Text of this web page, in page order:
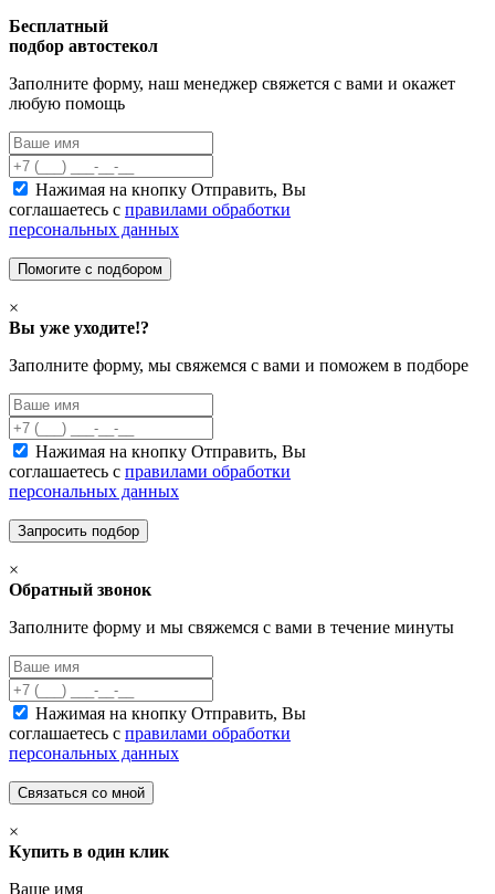
Бесплатный
подбор автостекол
Заполните форму, наш менеджер свяжется с вами и окажет
любую помощь
Нажимая на кнопку Отправить, Вы
соглашаетесь с правилами обработки
персональных данных
×
Вы уже уходите!?
Заполните форму, мы свяжемся с вами и поможем в подборе
Нажимая на кнопку Отправить, Вы
соглашаетесь с правилами обработки
персональных данных
×
Обратный звонок
Заполните форму и мы свяжемся с вами в течение минуты
Нажимая на кнопку Отправить, Вы
соглашаетесь с правилами обработки
персональных данных
×
Купить в один клик
Ваше имя